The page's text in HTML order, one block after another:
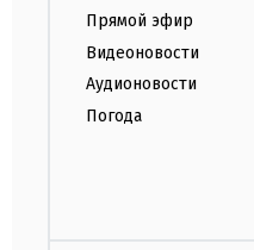
Прямой эфир
Видеоновости
Аудионовости
Погода